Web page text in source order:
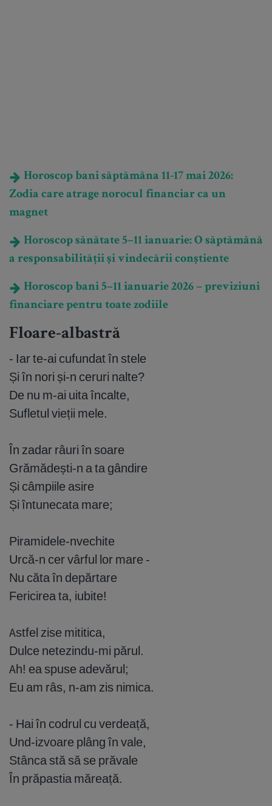
Horoscop bani săptămâna 11-17 mai 2026:
Zodia care atrage norocul financiar ca un
magnet
Horoscop sănătate 5–11 ianuarie: O săptămână
a responsabilității și vindecării conștiente
Horoscop bani 5–11 ianuarie 2026 – previziuni
financiare pentru toate zodiile
Floare-albastră
- Iar te-ai cufundat în stele
Și în nori și-n ceruri nalte?
De nu m-ai uita încalte,
Sufletul vieții mele.
În zadar râuri în soare
Grămădești-n a ta gândire
Și câmpiile asire
Și întunecata mare;
Piramidele-nvechite
Urcă-n cer vârful lor mare -
Nu căta în depărtare
Fericirea ta, iubite!
Astfel zise mititica,
Dulce netezindu-mi părul.
Ah! ea spuse adevărul;
Eu am râs, n-am zis nimica.
- Hai în codrul cu verdeață,
Und-izvoare plâng în vale,
Stânca stă să se prăvale
În prăpastia măreață.